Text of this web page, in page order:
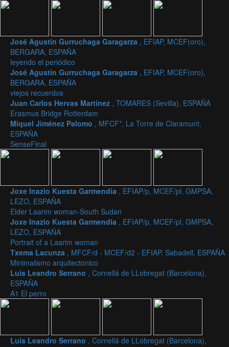
José Agustín Gurruchaga Garagarza , EFIAP, MCEF(oro),
BERGARA, ESPAÑA
leyendo el periódico
José Agustín Gurruchaga Garagarza , EFIAP, MCEF(oro),
BERGARA, ESPAÑA
viejos recuerdos
Juan Carlos Hervas Martínez , TOMARES (Sevilla), ESPAÑA
Erasmus Bridge Rotterdam
Miquel Jiménez Palomo , MFCF*, La Torre de Claramunt,
ESPAÑA
SenseFinal
Joxe Inazio Kuesta Garmendia , EFIAP/p, MCEF/pl, GMPSA,
LEZO, ESPAÑA
Elder Laarim woman-South Sudan
Joxe Inazio Kuesta Garmendia , EFIAP/p, MCEF/pl, GMPSA,
LEZO, ESPAÑA
Portrait of a Laarim woman
Txema Lacunza , MFCF/d - MCEF/d2 - EFIAP, Sabadell, ESPAÑA
Minimalismo arquitectonico
Luis Leandro Serrano , Cornellá de LLobregat (Barcelona),
ESPAÑA
A1 El perro
Luis Leandro Serrano , Cornellá de LLobregat (Barcelona),